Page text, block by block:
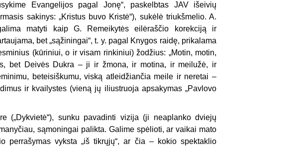
Evangelijos pagal Jonę“, paskelbtas JAV išeivių
sakinys: „Kristus buvo Kristė“), sukėlė triukšmelio. A.
matyti kaip G. Remeikytės eilėraščio korekciją ir
bet „sąžiningai“, t. y. pagal Knygos raidę, prikalama
(kūriniui, o ir visam rinkiniui) žodžius: „Motin, motin,
bet Deivės Dukra – ji ir žmona, ir motina, ir meilužė, ir
beteisiškumu, viską atleidžiančia meile ir neretai –
ir kvailystes (vieną jų iliustruoja apsakymas „Pavlovo
(„Dykvietė“), sunku pavadinti vizija (ji neaplanko dviejų
sąmoningai palikta. Galime spėlioti, ar vaikai mato
perrašymas vyksta „iš tikrųjų“, ar čia – kokio spektaklio